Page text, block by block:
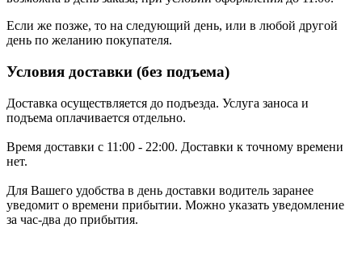
Если же позже, то на следующий день, или в любой другой
день по желанию покупателя.
Условия доставки (без подъема)
Доставка осуществляется до подъезда. Услуга заноса и
подъема оплачивается отдельно.
Время доставки с 11:00 - 22:00. Доставки к точному времени
нет.
Для Вашего удобства в день доставки водитель заранее
уведомит о времени прибытии. Можно указать уведомление
за час-два до прибытия.